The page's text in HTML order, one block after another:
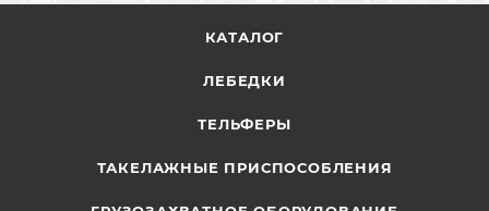
КАТАЛОГ
ЛЕБЕДКИ
ТЕЛЬФЕРЫ
ТАКЕЛАЖНЫЕ ПРИСПОСОБЛЕНИЯ